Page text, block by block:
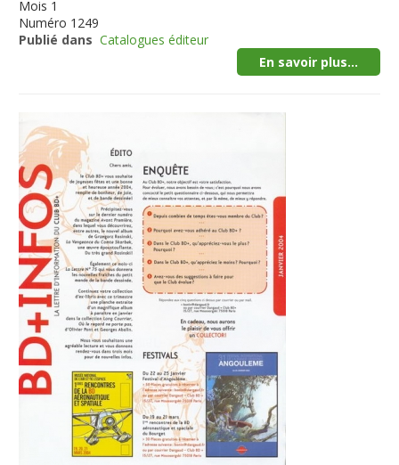
Mois 1
Numéro 1249
Publié dans Catalogues éditeur
En savoir plus...